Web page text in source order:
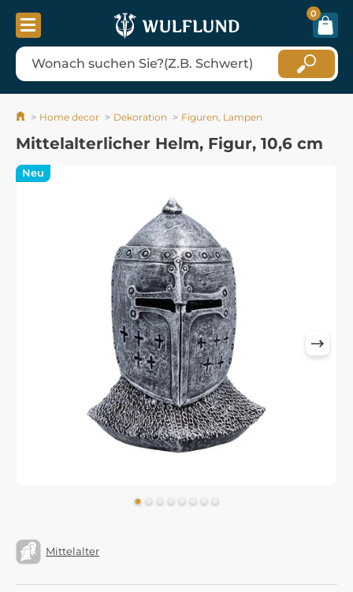
0
Home decor Dekoration Figuren, Lampen
Mittelalterlicher Helm, Figur, 10,6 cm
Mittelalter
Neu